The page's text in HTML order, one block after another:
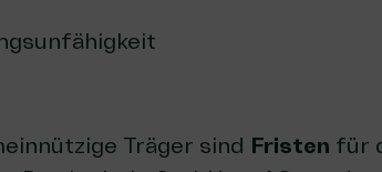
Träger sind Fristen für